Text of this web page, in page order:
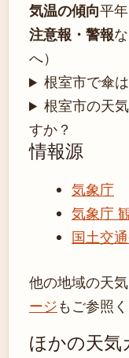
気温の傾向平
注意報・警報
へ）
根室市で傘
根室市の天
すか？
情報源
気象庁
気象庁
国土交
他の地域の天
ージもご参照く
ほかの天気